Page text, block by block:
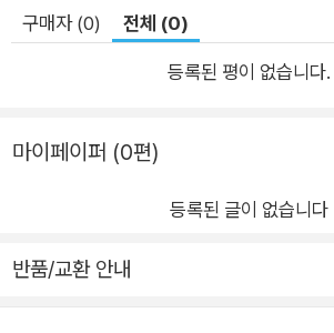
살펴보고 OpenCV를 사용해 구현한다. 8
한 물체 검출'에서는 여러 특징 추출 알고
CV를 사용해 구현해본다. 9장. 'OpenCV를
를 통해 비디오를 캡처하고 저장하는 법을
수행하는지 설명한다. 마지막 절에서는 비
하기'에서는 실제 서비스되는 컴퓨터 비전
구매자 (0) 전체 (0)
등록된 평이 없습니다.
마이페이퍼 (0편)
등록된 글이 없습니다
반품/교환 안내